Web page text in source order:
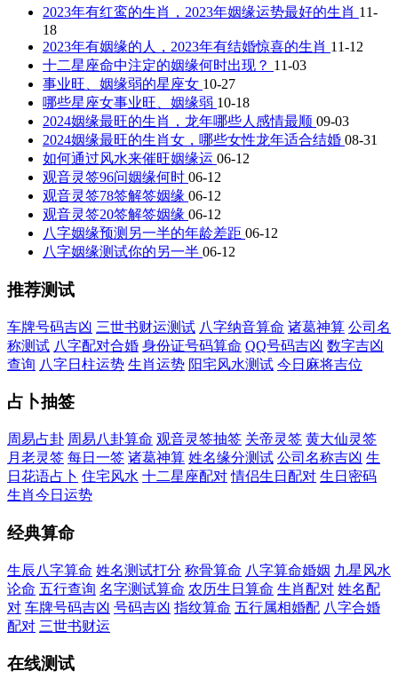
2023年有红鸾的生肖，2023年姻缘运势最好的生肖 11-
18
2023年有姻缘的人，2023年有结婚惊喜的生肖 11-12
十二星座命中注定的姻缘何时出现？ 11-03
事业旺、姻缘弱的星座女 10-27
哪些星座女事业旺、姻缘弱 10-18
2024姻缘最旺的生肖，龙年哪些人感情最顺 09-03
2024姻缘最旺的生肖女，哪些女性龙年适合结婚 08-31
如何通过风水来催旺姻缘运 06-12
观音灵签96问姻缘何时 06-12
观音灵签78签解签姻缘 06-12
观音灵签20签解签姻缘 06-12
八字姻缘预测另一半的年龄差距 06-12
八字姻缘测试你的另一半 06-12
推荐测试
车牌号码吉凶 三世书财运测试 八字纳音算命 诸葛神算 公司名
称测试 八字配对合婚 身份证号码算命 QQ号码吉凶 数字吉凶
查询 八字日柱运势 生肖运势 阳宅风水测试 今日麻将吉位
占卜抽签
周易占卦 周易八卦算命 观音灵签抽签 关帝灵签 黄大仙灵签
月老灵签 每日一签 诸葛神算 姓名缘分测试 公司名称吉凶 生
日花语占卜 住宅风水 十二星座配对 情侣生日配对 生日密码
生肖今日运势
经典算命
生辰八字算命 姓名测试打分 称骨算命 八字算命婚姻 九星风水
论命 五行查询 名字测试算命 农历生日算命 生肖配对 姓名配
对 车牌号码吉凶 号码吉凶 指纹算命 五行属相婚配 八字合婚
配对 三世书财运
在线测试